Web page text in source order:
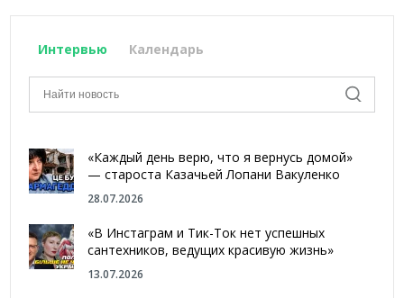
Интервью Календарь
«Каждый день верю, что я вернусь домой»
— староста Казачьей Лопани Вакуленко
28.07.2026
«В Инстаграм и Тик-Ток нет успешных
сантехников, ведущих красивую жизнь»
13.07.2026